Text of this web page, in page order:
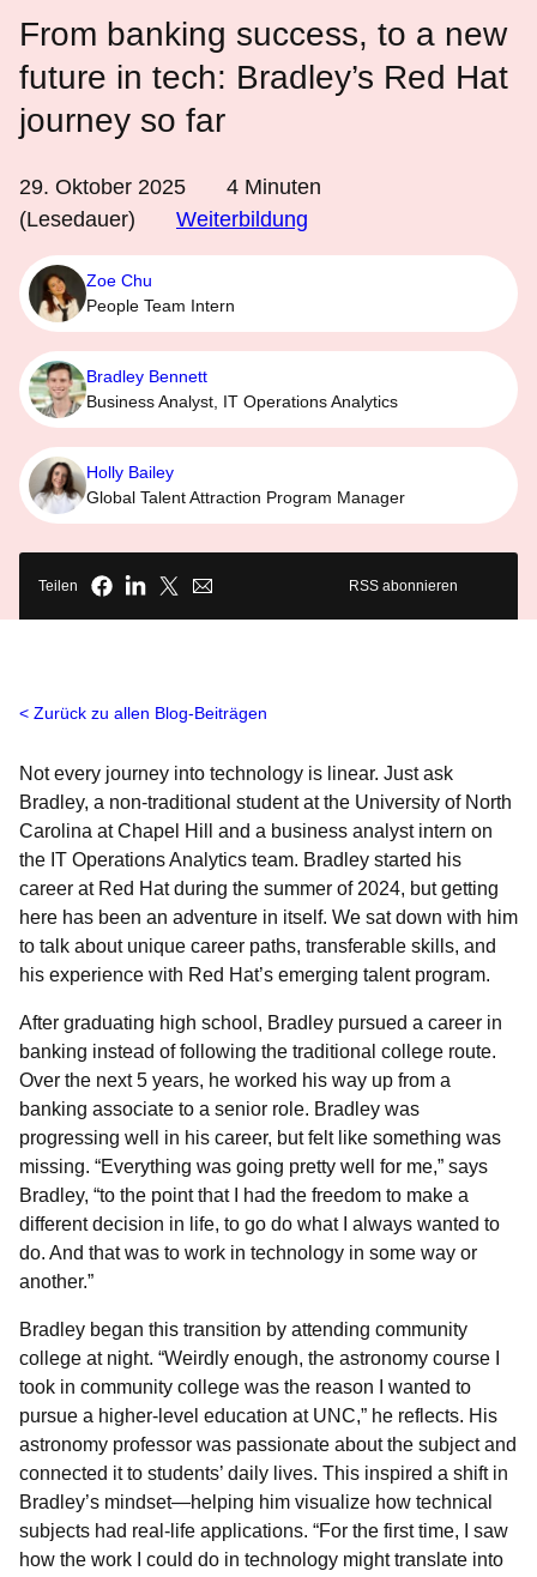
From banking success, to a new
future in tech: Bradley’s Red Hat
journey so far
29. Oktober 2025 4 Minuten
(Lesedauer)
Weiterbildung
Zoe Chu
People Team Intern
Bradley Bennett
Business Analyst, IT Operations Analytics
Holly Bailey
Global Talent Attraction Program Manager
Teilen RSS abonnieren
Zurück zu allen Blog-Beiträgen
Not every journey into technology is linear. Just ask
Bradley, a non-traditional student at the University of North
Carolina at Chapel Hill and a business analyst intern on
the IT Operations Analytics team. Bradley started his
career at Red Hat during the summer of 2024, but getting
here has been an adventure in itself. We sat down with him
to talk about unique career paths, transferable skills, and
his experience with Red Hat’s emerging talent program.
After graduating high school, Bradley pursued a career in
banking instead of following the traditional college route.
Over the next 5 years, he worked his way up from a
banking associate to a senior role. Bradley was
progressing well in his career, but felt like something was
missing. “Everything was going pretty well for me,” says
Bradley, “to the point that I had the freedom to make a
different decision in life, to go do what I always wanted to
do. And that was to work in technology in some way or
another.”
Bradley began this transition by attending community
college at night. “Weirdly enough, the astronomy course I
took in community college was the reason I wanted to
pursue a higher-level education at UNC,” he reflects. His
astronomy professor was passionate about the subject and
connected it to students’ daily lives. This inspired a shift in
Bradley’s mindset—helping him visualize how technical
subjects had real-life applications. “For the first time, I saw
how the work I could do in technology might translate into